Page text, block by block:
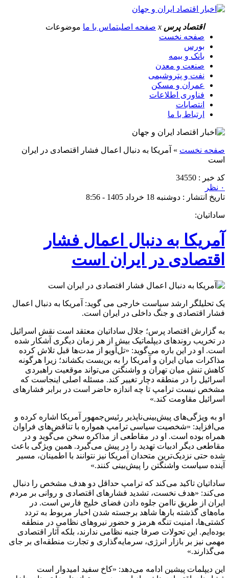
اقتصاد پرس x صفحه اصلیتماس با ما موضوعات
صفحه نخست
بورس
بانک و بیمه
صنعت و معدن
نفت و پتروشیمی
عمران و مسکن
فناوری اطلاعات
انتصابات
ارتباط با ما
صفحه نخست » آمریکا به دنبال اعمال فشار اقتصادی در ایران
است
کد خبر : 34550
۰ نظر
تاریخ انتشار : دوشنبه 18 خرداد 1405 - 8:56
ساداتیان:
آمریکا به دنبال اعمال فشار
اقتصادی در ایران است
یک تحلیلگر ارشد سیاست خارجی می گوید: آمریکا به دنبال اعمال
فشار اقتصادی و جنگ داخلی در ایران است.
به گزارش اقتصاد پرس؛ جلال ساداتیان معتقد است نقش اسرائیل
در تخریب روندهای دیپلماتیک بیش از هر زمان دیگری آشکار شده
است. او در این باره می‌گوید: «تل‌آویو از مدت‌ها قبل تلاش کرده
مذاکرات میان ایران و آمریکا را به بن‌بست بکشاند؛ زیرا هرگونه
کاهش تنش میان تهران و واشنگتن می‌تواند موقعیت راهبردی
اسرائیل را در منطقه دچار تغییر کند. مسئله اصلی اینجاست که
مشخص نیست ترامپ تا چه اندازه حاضر است در برابر فشارهای
اسرائیل مقاومت کند.»
او به ویژگی‌های پیش‌بینی‌ناپذیر رئیس‌جمهور آمریکا اشاره کرده و
می‌افزاید: «شخصیت سیاسی ترامپ همواره با تناقض‌های فراوان
همراه بوده است. او در مقاطعی از مذاکره سخن می‌گوید و در
مقاطعی دیگر ادبیات تهدید را در پیش می‌گیرد. همین ویژگی باعث
شده حتی نزدیک‌ترین متحدان آمریکا نیز نتوانند با اطمینان، مسیر
آینده سیاست واشنگتن را پیش‌بینی کنند.»
ساداتیان تاکید می‌کند که ترامپ حداقل دو هدف مشخص را دنبال
می‌کند: «هدف نخست، تشدید فشارهای اقتصادی و روانی بر مردم
ایران از طریق ناامن جلوه دادن فضای خلیج فارس است. در
ماه‌های گذشته بارها شاهد برجسته شدن اخبار مربوط به تردد
کشتی‌ها، امنیت تنگه هرمز و حضور نیروهای نظامی در منطقه
بوده‌ایم. این تحولات صرفا جنبه نظامی ندارند، بلکه آثار اقتصادی
مهمی نیز بر بازار انرژی، سرمایه‌گذاری و تجارت منطقه‌ای بر جای
می‌گذارند.»
این دیپلمات پیشین ادامه می‌دهد: «کاخ سفید امیدوار است